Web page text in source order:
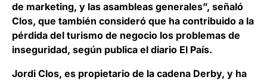
de marketing, y las asambleas generales”, señaló
Clos, que también consideró que ha contribuido a la
pérdida del turismo de negocio los problemas de
inseguridad, según publica el diario El País.
Jordi Clos, es propietario de la cadena Derby, y ha